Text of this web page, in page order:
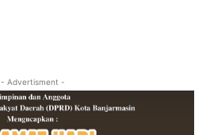
- Advertisment -